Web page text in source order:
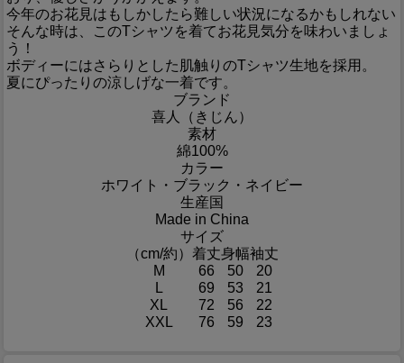
今年のお花見はもしかしたら難しい状況になるかもしれない
そんな時は、このTシャツを着てお花見気分を味わいましょ
う！
ボディーにはさらりとした肌触りのTシャツ生地を採用。
夏にぴったりの涼しげな一着です。
ブランド
喜人（きじん）
素材
綿100%
カラー
ホワイト・ブラック・ネイビー
生産国
Made in China
サイズ
（cm/約） 着丈身幅袖丈
M
66 50
20
L
69 53
21
XL
72 56
22
XXL
76 59 23